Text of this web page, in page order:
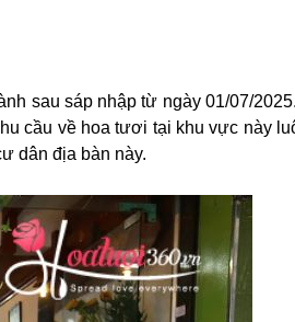
sau sáp nhập từ ngày 01/07/
cầu về hoa tươi tại khu vực này
dân địa bàn này.